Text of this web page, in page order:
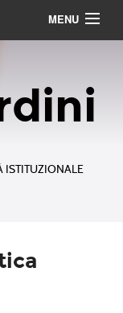
MENU
ISTITUZIONALE